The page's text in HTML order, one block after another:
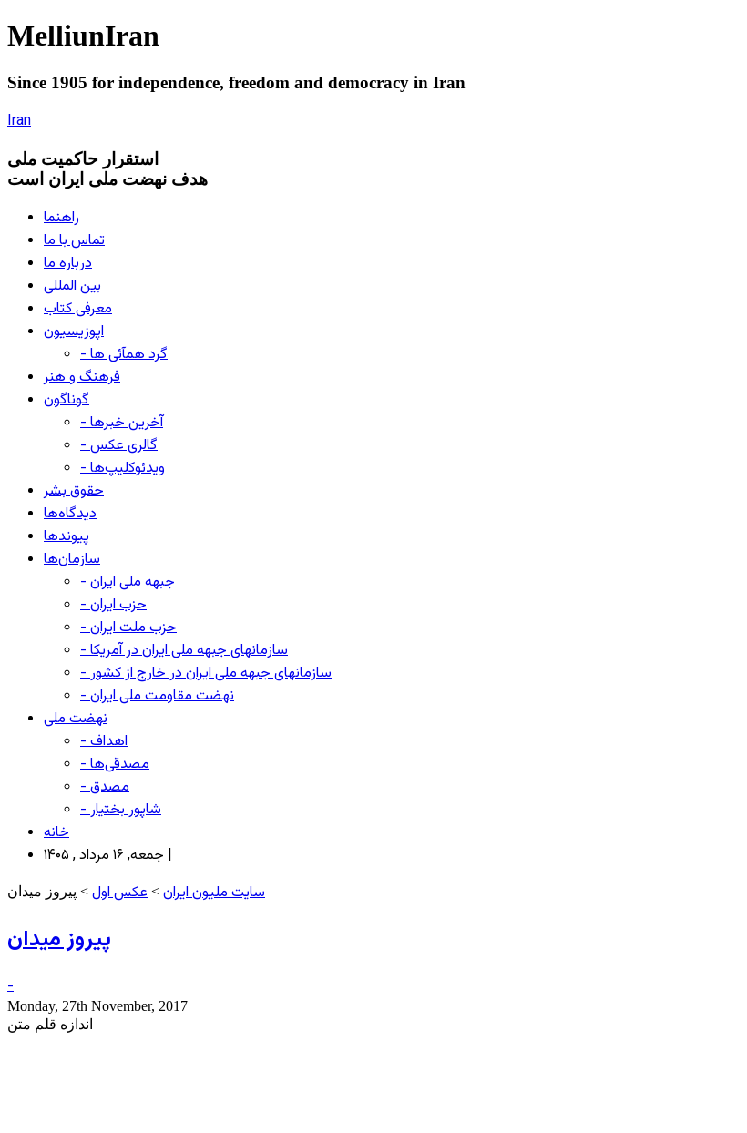
MelliunIran
Since 1905 for independence, freedom and democracy in Iran
Iran
استقرار حاکميت ملی
هدف نهضت ملی ایران است
راهنما
تماس با ما
درباره ما
بین المللی
معرفی کتاب
اپوزیسیون
- گرد همآئی ها
فرهنگ و هنر
گوناگون
- آخرین خبرها
- گالری عکس
- ویدئوکلیپ‌ها
حقوق بشر
دیدگاه‌ها
پیوندها
سازمان‌ها
- جبهه ملی ایران
- حزب ایران
- حزب ملت ایران
- سازمانهای جبهه ملی ایران در آمریکا
- سازمانهای جبهه ملی ایران در خارج از کشور
- نهضت مقاومت ملی ایران
نهضت ملی
- اهداف
- مصدقی‌ها
- مصدق
- شاپور بختیار
خانه
جمعه, ۱۶ مرداد , ۱۴۰۵ |
سایت ملیون ایران > عکس اول > پیروز میدان
پیروز میدان
-
Monday, 27th November, 2017
اندازه قلم متن